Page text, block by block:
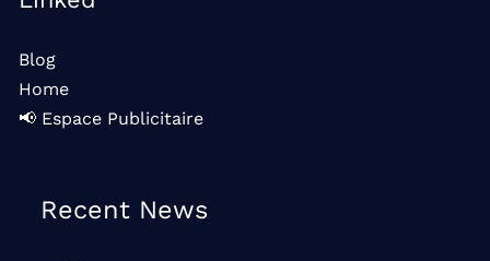
Blog
Home
📢 Espace Publicitaire
Recent News